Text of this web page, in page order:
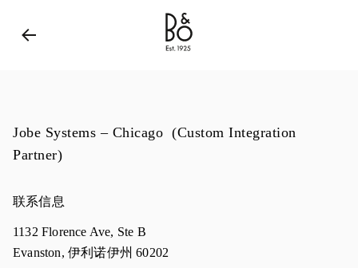
Bang & Olufsen - Exist to Create
Jobe Systems – Chicago (Custom Integration
Partner)
联系信息
1132 Florence Ave, Ste B
Evanston, 伊利诺伊州 60202